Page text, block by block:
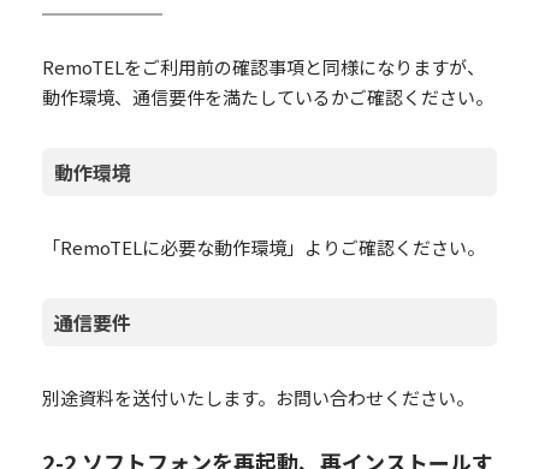
RemoTELをご利用前の確認事項と同様になりますが、
動作環境、通信要件を満たしているかご確認ください。
動作環境
「RemoTELに必要な動作環境」よりご確認ください。
通信要件
別途資料を送付いたします。お問い合わせください。
2-2 ソフトフォンを再起動、再インストールす